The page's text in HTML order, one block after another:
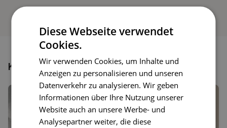
Könnte dir auch gefallen
Diese Webseite verwendet
Cookies.
Wir verwenden Cookies, um Inhalte und
Anzeigen zu personalisieren und unseren
Datenverkehr zu analysieren. Wir geben
Informationen über Ihre Nutzung unserer
Website auch an unsere Werbe- und
Analysepartner weiter, die diese